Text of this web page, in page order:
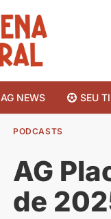
AG NEWS SEU
PODCASTS
AG
de